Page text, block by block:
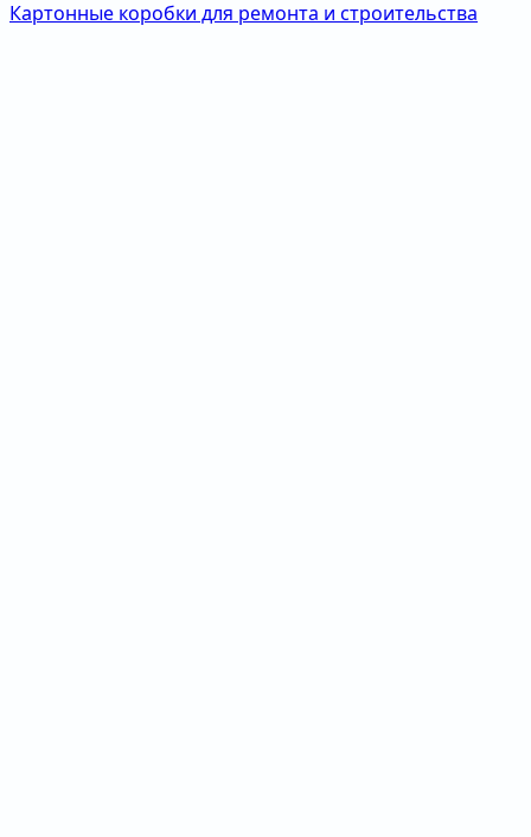
Картонные коробки для ремонта и строительства